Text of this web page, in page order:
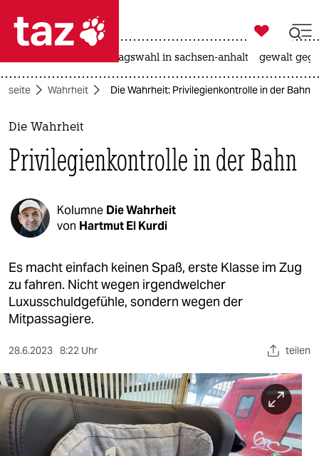
 taz zahl ich
taz zahl ich
themen
politik
öko
gesellschaft
kultur
sport
berlin
nord
wahrheit
verlag
verlag

taz zahl ich
landtagswahl in sachsen-anhalt gewalt
Wahrheit Die Wahrheit: Privilegienkontrolle in der Bahn
Die Wahrheit
Privilegienkontrolle in der Bahn
Kolumne Die Wahrheit
von Hartmut El Kurdi
Es macht einfach keinen Spaß, erste Klasse im Zug
zu fahren. Nicht wegen irgendwelcher
Luxusschuldgefühle, sondern wegen der
Mitpassagiere.
28.6.2023 8:22 Uhr teilen